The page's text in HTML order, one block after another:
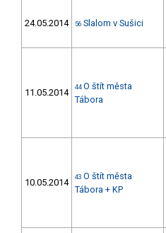
24.05.2014 56 Slalom v Sušici
11.05.2014 44 O štít města
Tábora
10.05.2014 43 O štít města
Tábora + KP